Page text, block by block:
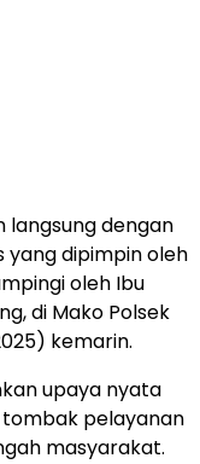
langsung dengan
dipimpin oleh
oleh Ibu
di Mako Polsek
kemarin.
upaya nyata
tombak pelayanan
masyarakat.